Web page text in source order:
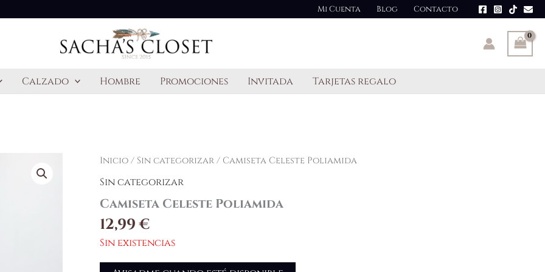
Mi Cuenta Blog Contacto
Calzado Hombre Promociones Invitada Tarjetas regalo
Inicio/ Sin categorizar/ Camiseta Celeste Poliamida
Sin categorizar
Camiseta Celeste Poliamida
12,99€
Sin existencias